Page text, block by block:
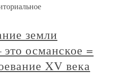
земли
османское =
XV века